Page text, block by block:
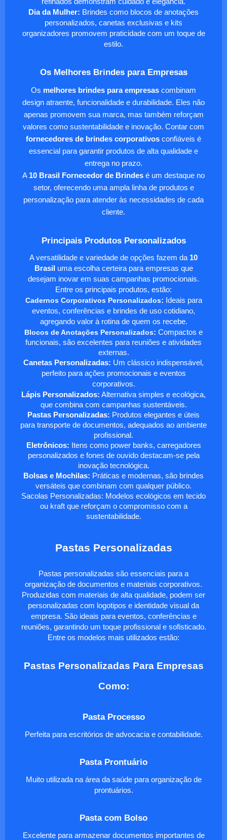
refinados demonstram cuidado e elegância.
Dia da Mulher: Brindes como blocos de anotações
personalizados, canetas exclusivas e kits
organizadores promovem praticidade com um toque de
estilo.
Os Melhores Brindes para Empresas
Os melhores brindes para empresas combinam
design atraente, funcionalidade e durabilidade. Eles não
apenas promovem sua marca, mas também reforçam
valores como sustentabilidade e inovação. Contar com
fornecedores de brindes corporativos confiáveis é
essencial para garantir produtos de alta qualidade e
entrega no prazo.
A 10 Brasil Fornecedor de Brindes é um destaque no
setor, oferecendo uma ampla linha de produtos e
personalização para atender às necessidades de cada
cliente.
Principais Produtos Personalizados
A versatilidade e variedade de opções fazem da 10
Brasil uma escolha certeira para empresas que
desejam inovar em suas campanhas promocionais.
Entre os principais produtos, estão:
Cadernos Corporativos Personalizados: Ideais para
eventos, conferências e brindes de uso cotidiano,
agregando valor à rotina de quem os recebe.
Blocos de Anotações Personalizados: Compactos e
funcionais, são excelentes para reuniões e atividades
externas.
Canetas Personalizadas: Um clássico indispensável,
perfeito para ações promocionais e eventos
corporativos.
Lápis Personalizados: Alternativa simples e ecológica,
que combina com campanhas sustentáveis.
Pastas Personalizadas: Produtos elegantes e úteis
para transporte de documentos, adequados ao ambiente
profissional.
Eletrônicos: Itens como power banks, carregadores
personalizados e fones de ouvido destacam-se pela
inovação tecnológica.
Bolsas e Mochilas: Práticas e modernas, são brindes
versáteis que combinam com qualquer público.
Sacolas Personalizadas: Modelos ecológicos em tecido
ou kraft que reforçam o compromisso com a
sustentabilidade.
Pastas Personalizadas
Pastas personalizadas são essenciais para a
organização de documentos e materiais corporativos.
Produzidas com materiais de alta qualidade, podem ser
personalizadas com logotipos e identidade visual da
empresa. São ideais para eventos, conferências e
reuniões, garantindo um toque profissional e sofisticado.
Entre os modelos mais utilizados estão:
Pastas Personalizadas Para Empresas
Como:
Pasta Processo
Perfeita para escritórios de advocacia e contabilidade.
Pasta Prontuário
Muito utilizada na área da saúde para organização de
prontuários.
Pasta com Bolso
Excelente para armazenar documentos importantes de